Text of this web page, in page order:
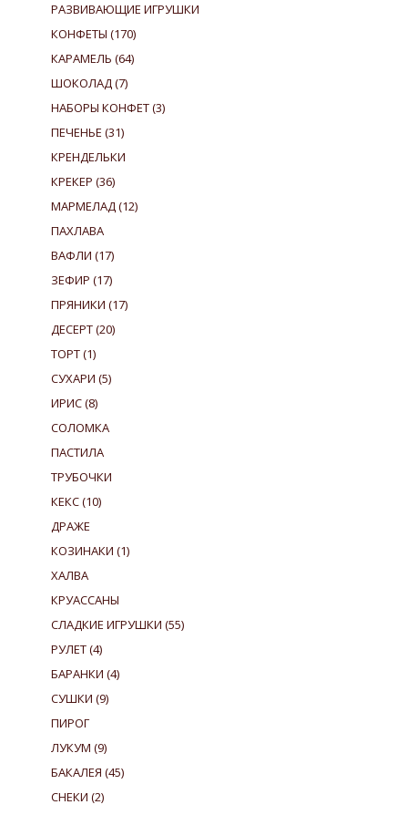
РАЗВИВАЮЩИЕ ИГРУШКИ
КОНФЕТЫ (170)
КАРАМЕЛЬ (64)
ШОКОЛАД(7)
НАБОРЫ КОНФЕТ(3)
ПЕЧЕНЬЕ (31)
КРЕНДЕЛЬКИ
КРЕКЕР (36)
МАРМЕЛАД(12)
ПАХЛАВА
ВАФЛИ (17)
ЗЕФИР (17)
ПРЯНИКИ (17)
ДЕСЕРТ(20)
ТОРТ(1)
СУХАРИ (5)
ИРИС(8)
СОЛОМКА
ПАСТИЛА
ТРУБОЧКИ
КЕКС(10)
ДРАЖЕ
КОЗИНАКИ (1)
ХАЛВА
КРУАССАНЫ
СЛАДКИЕ ИГРУШКИ (55)
РУЛЕТ(4)
БАРАНКИ (4)
СУШКИ (9)
ПИРОГ
ЛУКУМ (9)
БАКАЛЕЯ (45)
СНЕКИ (2)